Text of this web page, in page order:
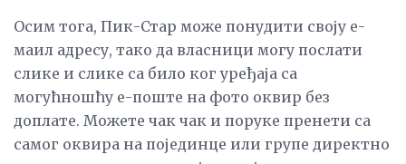
Осим тога, Пик-Стар може понудити своју е-
маил адресу, тако да власници могу послати
слике и слике са било ког уређаја са
могућношћу е-поште на фото оквир без
доплате. Можете чак чак и поруке пренети са
самог оквира на појединце или групе директно